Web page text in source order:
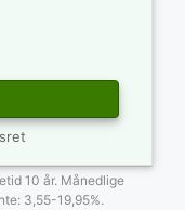
10 år. Månedlige
3,55-19,95%.